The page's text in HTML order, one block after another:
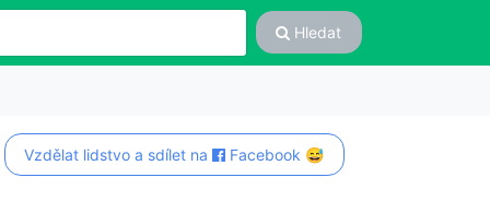
Hledat
Vzdělat lidstvo a sdílet na Facebook 😅